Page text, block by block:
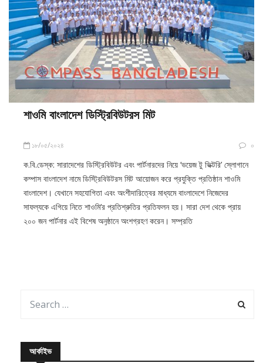
১৮/০৫/২০২৪
ক.বি.ডেস্ক: সারাদেশের ডিস্ট্রিবিউটর এবং পার্টনারদের নিয়ে ‘ভয়েজ টু ভিক্টরি’ স্লোগানে
কম্পাস বাংলাদেশ নামে ডিস্ট্রিবিউটরস মিট আয়োজন করে প্রযুক্তি প্রতিষ্ঠান শাওমি
বাংলাদেশ। যেখানে সহযোগিতা এবং অংশীদারিত্বের মাধ্যমে বাংলাদেশে নিজেদের
সাফল্যকে এগিয়ে নিতে শাওমি’র প্রতিশ্রুতির প্রতিফলন হয়। সারা দেশ থেকে প্রায়